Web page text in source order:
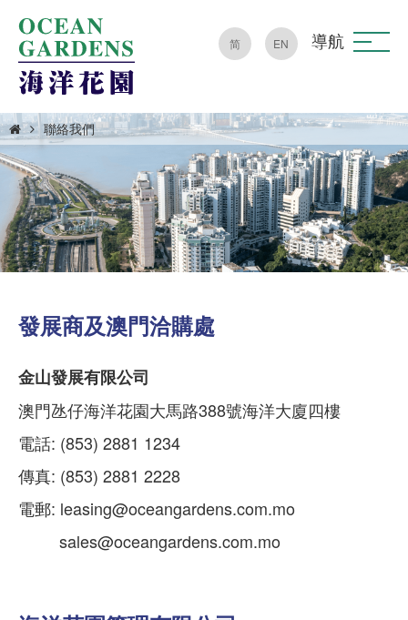
简 EN 導航
聯絡我們
發展商及澳門洽購處
金山發展有限公司
澳門氹仔海洋花園大馬路388號海洋大廈四樓
電話: (853) 2881 1234
傳真: (853) 2881 2228
電郵: leasing@oceangardens.com.mo
sales@oceangardens.com.mo